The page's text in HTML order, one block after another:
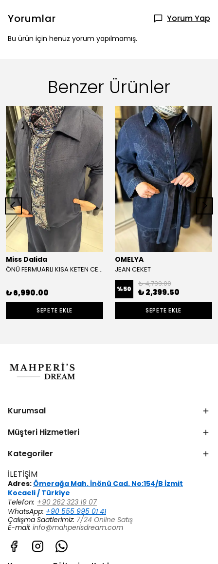
Yorumlar Yorum Yap
Bu ürün için henüz yorum yapılmamış.
Benzer Ürünler
Miss Dalida
ÖNÜ FERMUARLI KISA KETEN CEKET
₺ 6,990.00
SEPETE EKLE
OMELYA
JEAN CEKET
%50
₺ 4,799.00
₺ 2,399.50
SEPETE EKLE
Kurumsal
Müşteri Hizmetleri
Kategoriler
İLETİŞİM
Adres: Ömerağa Mah. İnönü Cad. No:154/B İzmit
Kocaeli / Türkiye
Telefon: +90 262 323 19 07
WhatsApp: +90 555 995 01 41
Çalışma Saatlerimiz: 7/24 Online Satış
E-mail: info@mahperisdream.com